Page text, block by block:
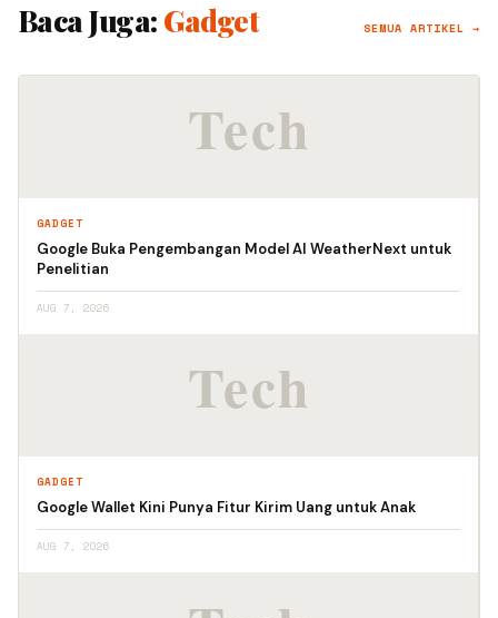
Baca Juga: Gadget SEMUA ARTIKEL →
GADGET
Google Buka Pengembangan Model AI WeatherNext untuk
Penelitian
AUG 7, 2026
GADGET
Google Wallet Kini Punya Fitur Kirim Uang untuk Anak
AUG 7, 2026